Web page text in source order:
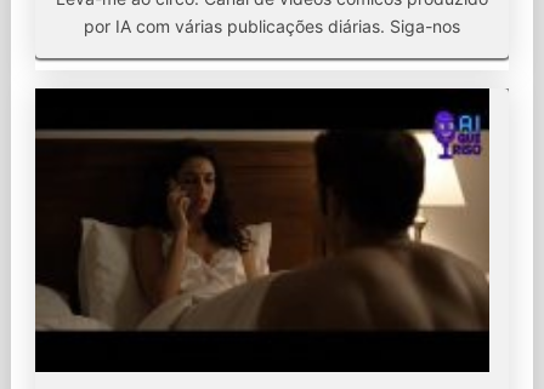
por IA com várias publicações diárias. Siga-nos